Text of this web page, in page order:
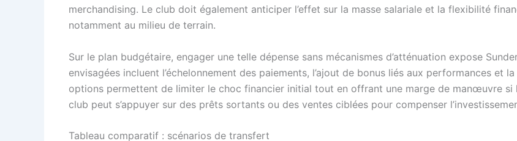
merchandising. Le club doit également anticiper l’effet sur la masse salariale et la flexibilité
notamment au milieu de terrain.
Sur le plan budgétaire, engager une telle dépense sans mécanismes d’atténuation expose
envisagées incluent l’échelonnement des paiements, l’ajout de bonus liés aux performances et
options permettent de limiter le choc financier initial tout en offrant une marge de manœuvre si
club peut s’appuyer sur des prêts sortants ou des ventes ciblées pour compenser
Tableau comparatif : scénarios de transfert